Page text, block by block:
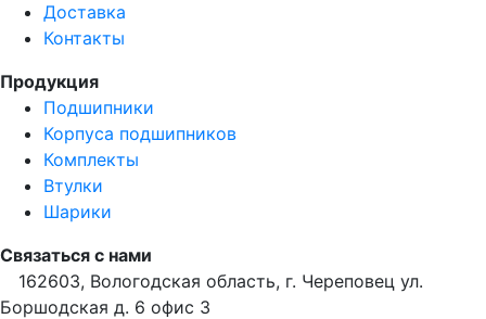
Доставка
Контакты
Продукция
Подшипники
Корпуса подшипников
Комплекты
Втулки
Шарики
Связаться с нами
162603, Вологодская область, г. Череповец ул.
Боршодская д. 6 офис 3